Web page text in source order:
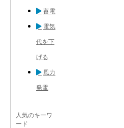
蓄電
電気
代を下
げる
風力
発電
人気のキーワ
ード